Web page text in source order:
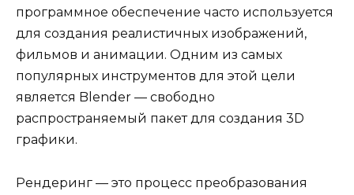
программное обеспечение часто используется
для создания реалистичных изображений,
фильмов и анимации. Одним из самых
популярных инструментов для этой цели
является Blender — свободно
распространяемый пакет для создания 3D
графики.
Рендеринг — это процесс преобразования